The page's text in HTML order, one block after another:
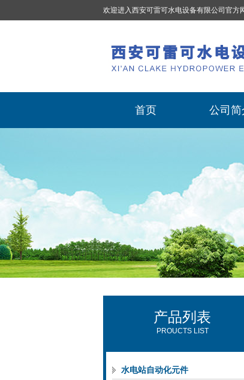
欢迎进入西安可雷可水电设备有限公司官方
西安可雷可水电设备有限公司
首页 公司简
产品列表
PROUCTS LIST
水电站自动化元件